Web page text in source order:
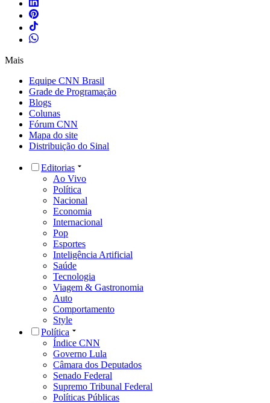
Mais
Equipe CNN Brasil
Grade de Programação
Blogs
Colunas
Fórum CNN
Mapa do site
Distribuição do Sinal
Editorias
Ao Vivo
Política
Nacional
Economia
Internacional
Pop
Esportes
Inteligência Artificial
Saúde
Tecnologia
Viagem & Gastronomia
Auto
Comportamento
Style
Política
Índice CNN
Governo Lula
Câmara dos Deputados
Senado Federal
Supremo Tribunal Federal
Políticas Públicas